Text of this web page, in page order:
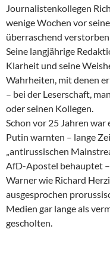
Journalistenkollegen
wenige Wochen vor
überraschend
Seine langjährige
Klarheit und seine
Wahrheiten, mit denen
– bei der Leserschaft,
oder seinen Kollegen.
Schon vor 25 Jahren
Putin warnten – lange
„antirussischen
AfD-Apostel behauptet
Warner wie Richard
ausgesprochen
Medien gar lange als
gescholten.